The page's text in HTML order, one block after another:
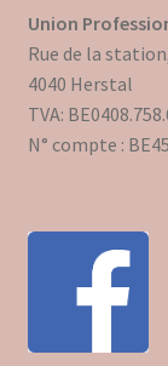
Union
Rue de la
4040 Herstal
TVA:
N° compte :